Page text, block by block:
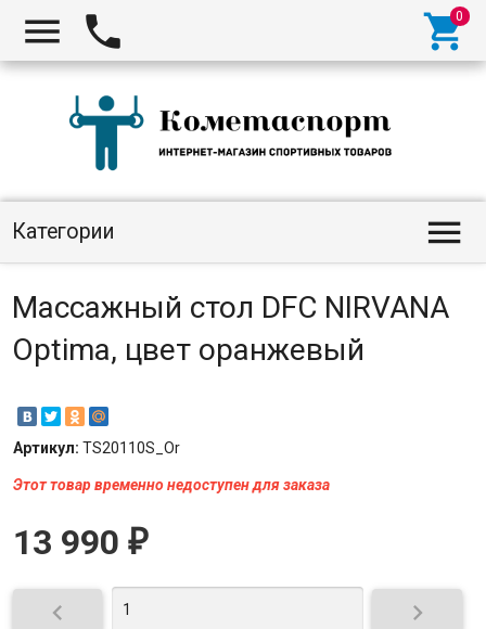
  
Категории 
Массажный стол DFC NIRVANA
Optima, цвет оранжевый
Артикул: TS20110S_Or
Этот товар временно недоступен для заказа
13 990 ₽
 